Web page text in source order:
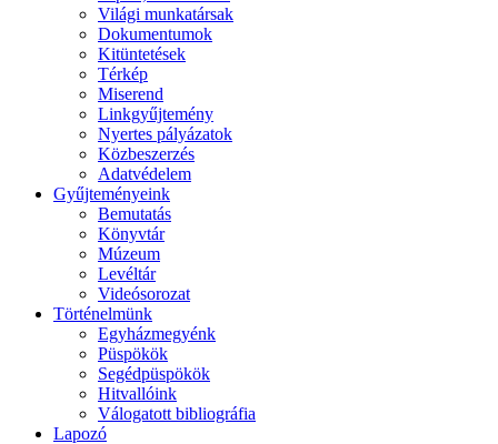
Világi munkatársak
Dokumentumok
Kitüntetések
Térkép
Miserend
Linkgyűjtemény
Nyertes pályázatok
Közbeszerzés
Adatvédelem
Gyűjteményeink
Bemutatás
Könyvtár
Múzeum
Levéltár
Videósorozat
Történelmünk
Egyházmegyénk
Püspökök
Segédpüspökök
Hitvallóink
Válogatott bibliográfia
Lapozó